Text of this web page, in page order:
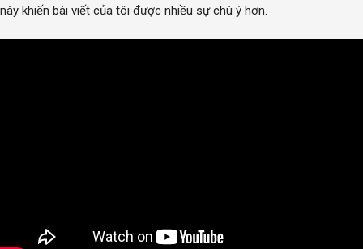
này khiến bài viết của tôi được nhiều sự chú ý hơn.